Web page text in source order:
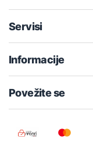
Servisi
Informacije
Povežite se